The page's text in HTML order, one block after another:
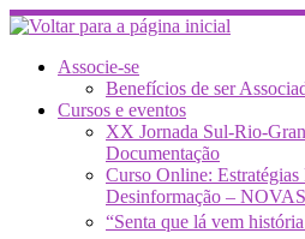
Skip
to
contentAssocie-se
Benefícios de ser
Cursos e eventos
XX Jornada Sul-Rio-
Documentação
Curso Online: Estratégias
Desinformação –
“Senta que lá vem